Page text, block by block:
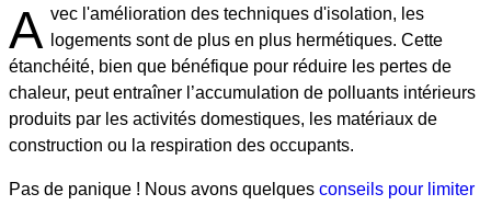
A vec l'amélioration des techniques d'isolation, les
logements sont de plus en plus hermétiques. Cette
étanchéité, bien que bénéfique pour réduire les pertes de
chaleur, peut entraîner l’accumulation de polluants intérieurs
produits par les activités domestiques, les matériaux de
construction ou la respiration des occupants.
Pas de panique ! Nous avons quelques conseils pour limiter